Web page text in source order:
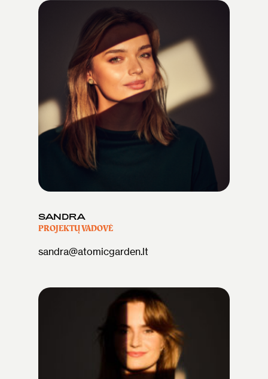
SANDRA
PROJEKTŲ VADOVĖ
sandra@atomicgarden.lt